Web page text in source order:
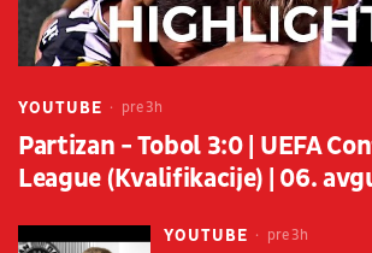
YOUTUBE pre 3h
Partizan - Tobol 3:0 | UEFA
League (Kvalifikacije) | 06.
YOUTUBE pre 3h